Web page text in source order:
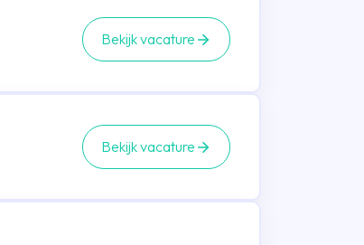
Bekijk vacature
Bekijk vacature